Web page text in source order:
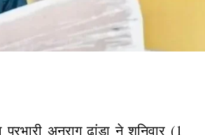
अनुराग ढांडा ने शनिवार (1